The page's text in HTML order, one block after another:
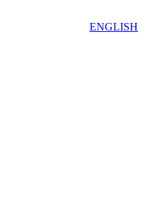
ENGLISH